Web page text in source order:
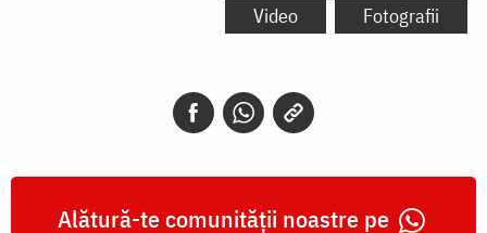
Video Fotografii
Alătură-te comunității noastre pe